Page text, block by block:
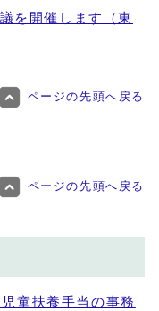
を開催します（東
ページの先頭へ戻る
ページの先頭へ戻る
童扶養手当の事務